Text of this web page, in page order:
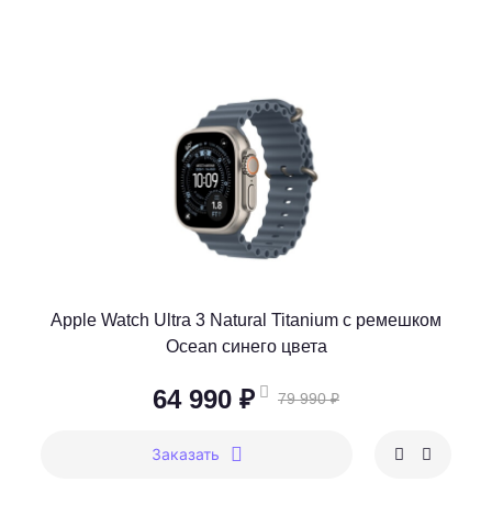
Apple Watch Ultra 3 Natural Titanium c ремешком
Ocean синего цвета
64 990 ₽ 79 990 ₽
Заказать